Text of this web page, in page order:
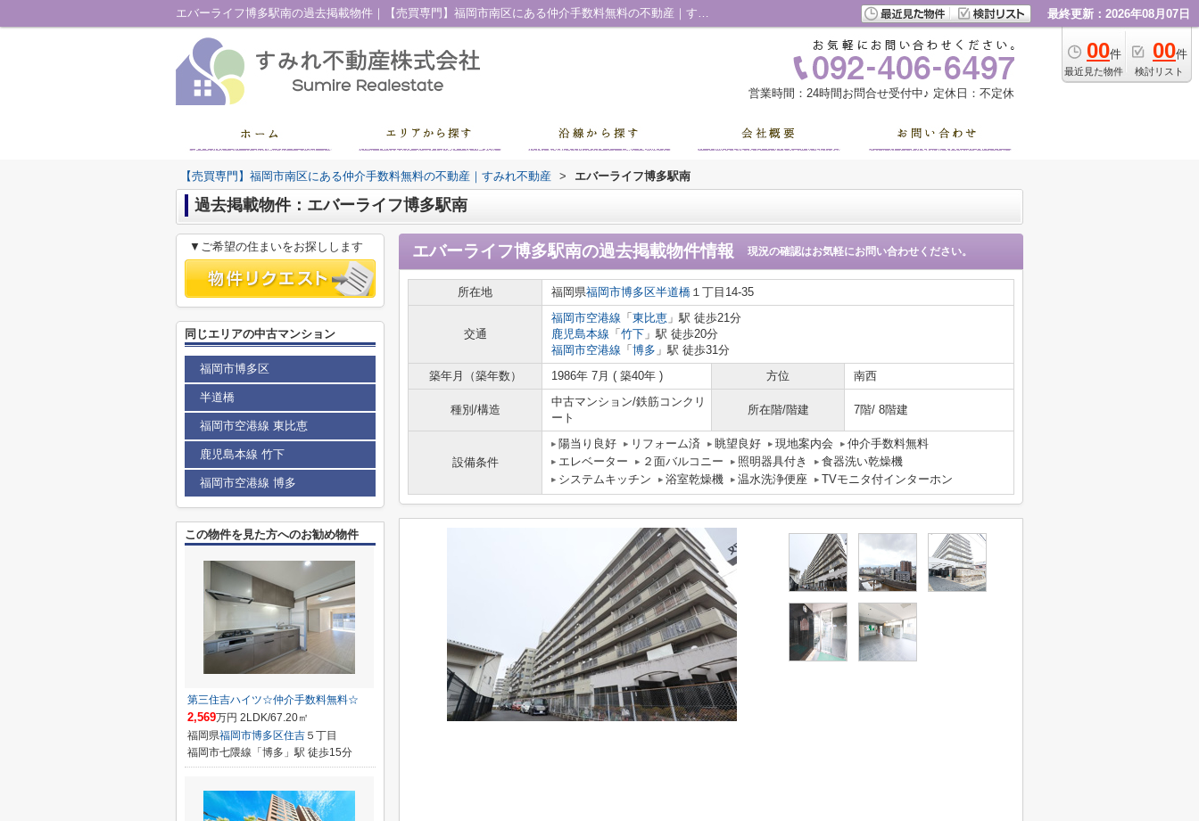
エバーライフ博多駅南の過去掲載物件｜【売買専門】福岡市南区にある仲介手数料無料の不動産｜すみれ不動産 最終更新：2026年08月07日
00件
最近見た物件
00件
検討リスト
営業時間：24時間お問合せ受付中♪ 定休日：不定休
【売買専門】福岡市南区にある仲介手数料無料の不動産｜すみれ不動産 > エバーライフ博多駅南
過去掲載物件：エバーライフ博多駅南
エバーライフ博多駅南の過去掲載物件情報 現況の確認はお気軽にお問い合わせください。
所在地 福岡県福岡市博多区半道橋 １丁目14-35
交通
福岡市空港線 「 東比恵 」駅 徒歩21分
鹿児島本線 「 竹下 」駅 徒歩20分
福岡市空港線 「 博多 」駅 徒歩31分
築年月（築年数）
1986年 7月 ( 築40年 ) 方位 南西
種別/構造
中古マンション/鉄筋コンクリ
ート
所在階/階建 7階/ 8階建
設備条件
陽当り良好 リフォーム済 眺望良好 現地案内会
仲介手数料無料
エレベーター
２面バルコニー 照明器具付き
食器洗い乾燥機
システムキッチン
浴室乾燥機 温水洗浄便座 TVモニタ付インターホン
▼ご希望の住まいをお探しします
同じエリアの中古マンション
福岡市博多区
半道橋
福岡市空港線 東比恵
鹿児島本線 竹下
福岡市空港線 博多
この物件を見た方へのお勧め物件
第三住吉ハイツ☆仲介手数料無料☆
2,569万円 2LDK/67.20㎡
福岡県福岡市博多区住吉 ５丁目
福岡市七隈線「博多」駅 徒歩15分